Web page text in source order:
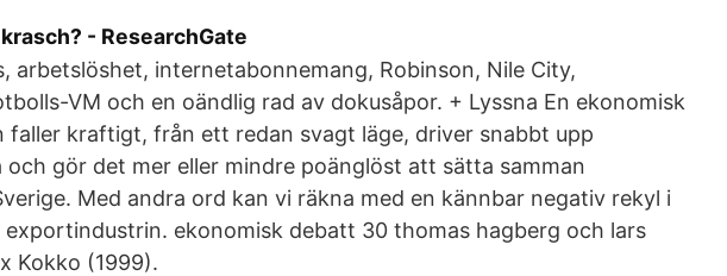
- ResearchGate
arbetslöshet, internetabonnemang, Robinson, Nile City,
VM och en oändlig rad av dokusåpor. + Lyssna En ekonomisk
faller kraftigt, från ett redan svagt läge, driver snabbt upp
gör det mer eller mindre poänglöst att sätta samman
Med andra ord kan vi räkna med en kännbar negativ rekyl i
ekonomisk debatt 30 thomas hagberg och lars
Kokko (1999).